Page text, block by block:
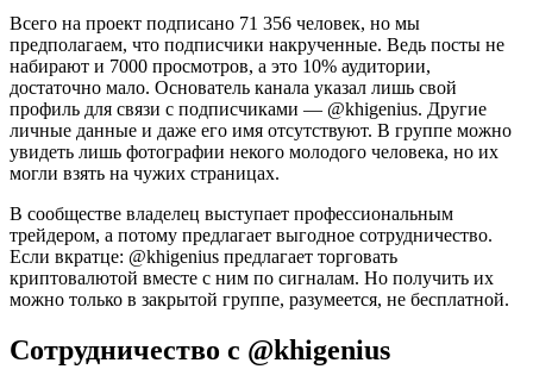
Всего на проект подписано 71 356 человек, но мы
предполагаем, что подписчики накрученные. Ведь посты не
набирают и 7000 просмотров, а это 10% аудитории,
достаточно мало. Основатель канала указал лишь свой
профиль для связи с подписчиками — @khigenius. Другие
личные данные и даже его имя отсутствуют. В группе можно
увидеть лишь фотографии некого молодого человека, но их
могли взять на чужих страницах.
В сообществе владелец выступает профессиональным
трейдером, а потому предлагает выгодное сотрудничество.
Если вкратце: @khigenius предлагает торговать
криптовалютой вместе с ним по сигналам. Но получить их
можно только в закрытой группе, разумеется, не бесплатной.
Сотрудничество с @khigenius